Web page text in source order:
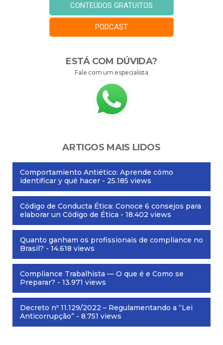
CONTEÚDOS GRATUITOS
PODCAST
ESTÁ COM DÚVIDA?
Fale com um especialista
ARTIGOS MAIS LIDOS
Comportamiento Antiético: Aprende cómo
identificar y qué hacer - 25.185 views
Código de Conducta Ética: Conoce 6 consejos para
elaborar un Código de Ética - 18.402 views
Quanto ganham os profissionais de compliance no
Brasil? - 14.618 views
Compliance Trabalhista — O que é e Como se
Preparar? - 13.971 views
Decreto nº 11.129/2022 – Regulamentando a “Lei
Anticorrupção” - 8.751 views